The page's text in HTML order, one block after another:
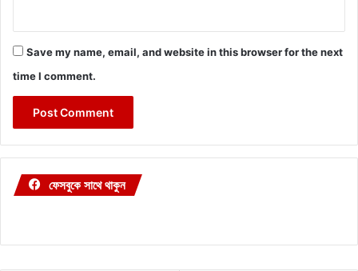
Save my name, email, and website in this browser for the next
time I comment.
ফেসবুকে সাথে থাকুন